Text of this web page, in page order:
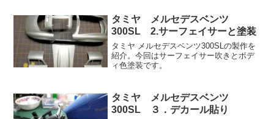
タミヤ メルセデスベンツ
300SL 2.サーフェイサーと塗装
タミヤ メルセデスベンツ300SLの製作を
紹介。今回はサーフェイサー吹きとボデ
ィ色塗装です。
タミヤ メルセデスベンツ
300SL ３．デカール貼り